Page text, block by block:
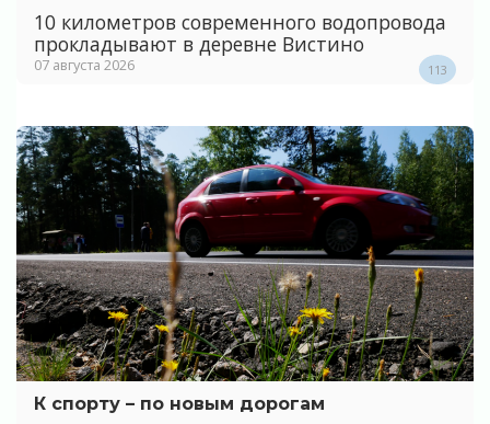
10 километров современного водопровода
прокладывают в деревне Вистино
07 августа 2026 113
К спорту – по новым дорогам